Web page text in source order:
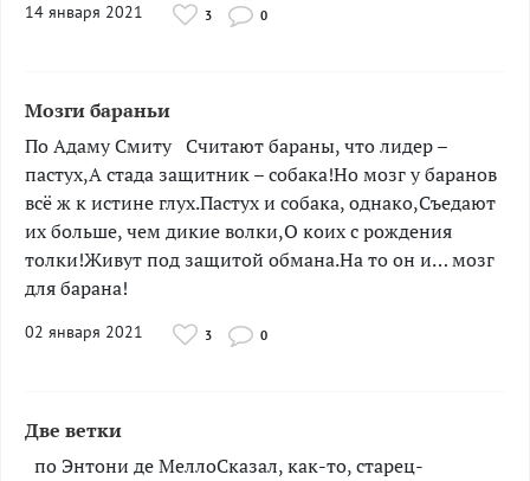
14 января 2021 3 0
Мозги бараньи
По Адаму Смиту Считают бараны, что лидер –
пастух,А стада защитник – собака!Но мозг у баранов
всё ж к истине глух.Пастух и собака, однако,Съедают
их больше, чем дикие волки,О коих с рождения
толки!Живут под защитой обмана.На то он и… мозг
для барана!
02 января 2021 3 0
Две ветки
по Энтони де МеллоСказал, как-то, старец-